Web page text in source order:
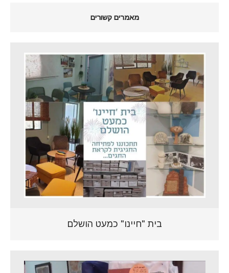
מאמרים קשורים
בית "חיינו" כמעט הושלם